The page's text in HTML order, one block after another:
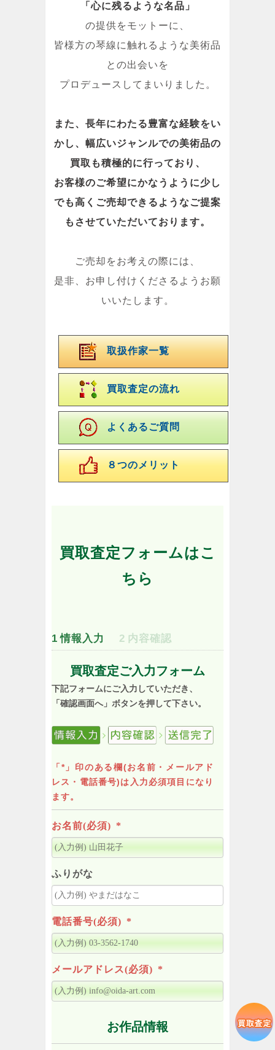
「心に残るような名品」
の提供をモットーに、
皆様方の琴線に触れるような美術品
との出会いを
プロデュースしてまいりました。
また、長年にわたる豊富な経験をい
かし、幅広いジャンルでの美術品の
買取も積極的に行っており、
お客様のご希望にかなうように少し
でも高くご売却できるようなご提案
もさせていただいております。
ご売却をお考えの際には、
是非、お申し付けくださるようお願
いいたします。
取扱作家一覧
買取査定の流れ
よくあるご質問
８つのメリット
買取査定フォームはこ
ちら
1 情報入力 2 内容確認
買取査定ご入力フォーム
下記フォームにご入力していただき、
「確認画面へ」ボタンを押して下さい。
「*」印のある欄(お名前・メールアド
レス・電話番号)は入力必須項目になり
ます。
お名前(必須) *
ふりがな
電話番号(必須) *
メールアドレス(必須) *
お作品情報